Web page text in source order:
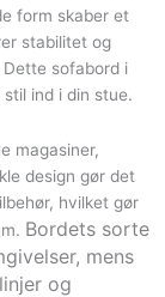
form skaber et
stabilitet og
sofabord i
ind i din stue.
magasiner,
design gør det
hvilket gør
Bordets sorte
mens
og